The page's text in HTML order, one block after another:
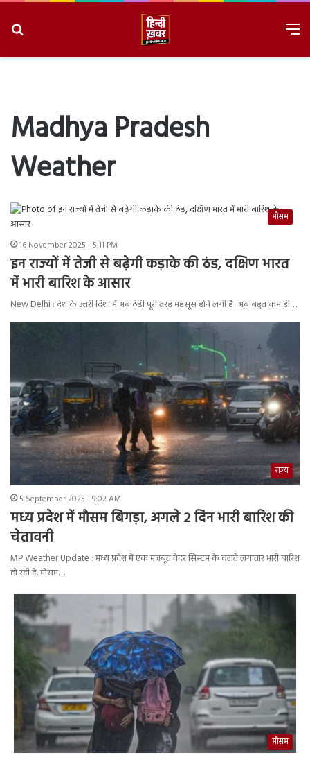
Madhya Pradesh
Weather
मौसम
16 November 2025 - 5:11 PM
इन राज्यों में तेजी से बढ़ेगी कड़ाके की ठंड, दक्षिण भारत
में भारी बारिश के आसार
New Delhi : देश के उत्तरी दिशा में अब ठंडी पूरी तरह महसूस होने लगी है। अब बहुत कम ही…
राज्य
5 September 2025 - 9:02 AM
मध्य प्रदेश में मौसम बिगड़ा, अगले 2 दिन भारी बारिश की
चेतावनी
MP Weather Update : मध्य प्रदेश में एक मजबूत वेदर सिस्टम के चलते लगातार भारी बारिश
हो रही है. मौसम…
मौसम